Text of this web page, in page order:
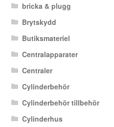
bricka & plugg
Brytskydd
Butiksmateriel
Centralapparater
Centraler
Cylinderbehör
Cylinderbehör tillbehör
Cylinderhus